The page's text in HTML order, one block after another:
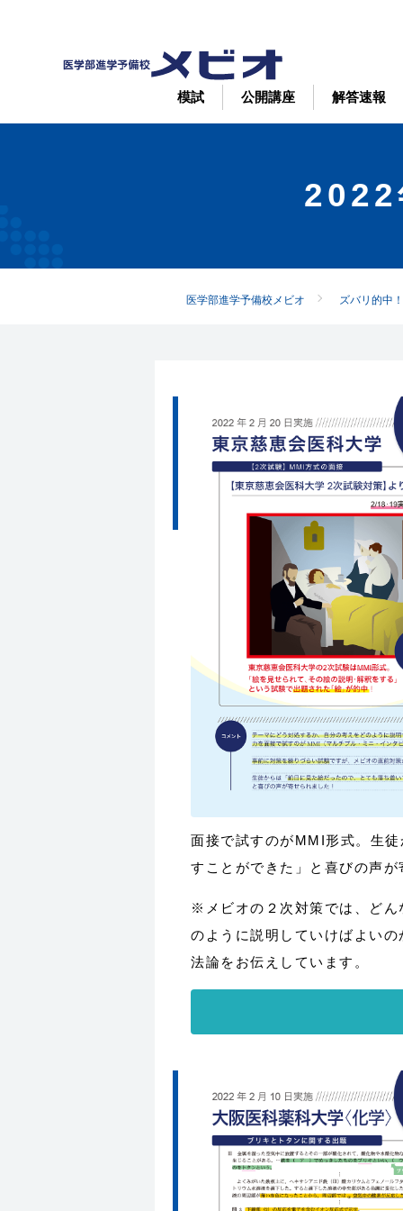
模試 公開講座 解答速報
2022
医学部進学予備校メビオ ズバリ的中！
面接で試すのがMMI形式。生
すことができた」と喜びの声
※メビオの２次対策では、どん
のように説明していけばよい
法論をお伝えしています。